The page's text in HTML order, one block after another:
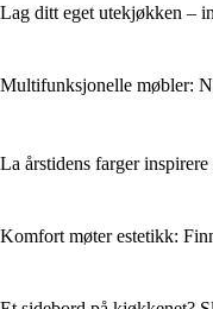
Lag ditt eget utekjøkken –
Multifunksjonelle møbler:
La årstidens farger
Komfort møter estetikk: